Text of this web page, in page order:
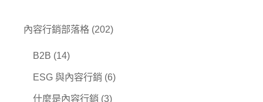
內容行銷部落格 (202)
B2B (14)
ESG 與內容行銷 (6)
什麼是內容行銷 (3)